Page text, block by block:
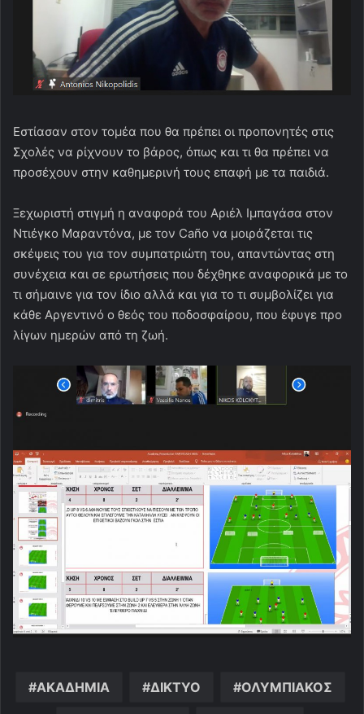
Εστίασαν στον τομέα που θα πρέπει οι προπονητές στις
Σχολές να ρίχνουν το βάρος, όπως και τι θα πρέπει να
προσέχουν στην καθημερινή τους επαφή με τα παιδιά.
Ξεχωριστή στιγμή η αναφορά του Αριέλ Ιμπαγάσα στον
Ντιέγκο Μαραντόνα, με τον Caño να μοιράζεται τις
σκέψεις του για τον συμπατριώτη του, απαντώντας στη
συνέχεια και σε ερωτήσεις που δέχθηκε αναφορικά με το
τι σήμαινε για τον ίδιο αλλά και για το τι συμβολίζει για
κάθε Αργεντινό ο θεός του ποδοσφαίρου, που έφυγε προ
λίγων ημερών από τη ζωή.
ΑΚΑΔΗΜΙΑ ΔΙΚΤΥΟ ΟΛΥΜΠΙΑΚΟΣ